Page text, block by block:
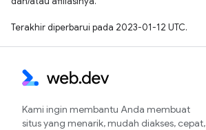
Terakhir diperbarui pada 2023-01-12 UTC.
Kami ingin membantu Anda membuat
situs yang menarik, mudah diakses, cepat,